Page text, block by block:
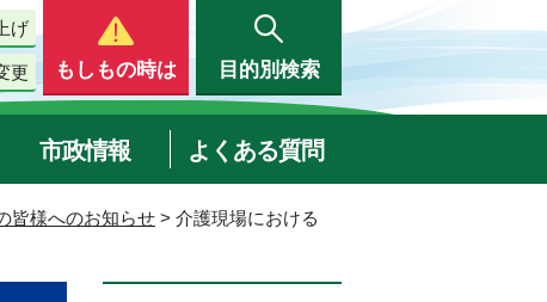
げ
更 もしもの時は 目的別検索
市政情報 よくある質問
様へのお知らせ > 介護現場における